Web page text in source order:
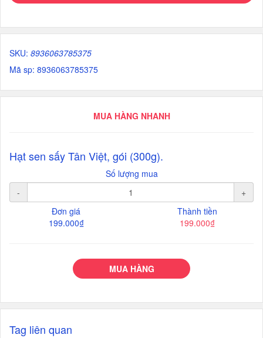
SKU: 8936063785375
Mã sp: 8936063785375
MUA HÀNG NHANH
Hạt sen sấy Tân Việt, gói (300g).
Số lượng mua
-
+
Đơn giá
199.000₫
Thành tiền
199.000₫
MUA HÀNG
Tag liên quan